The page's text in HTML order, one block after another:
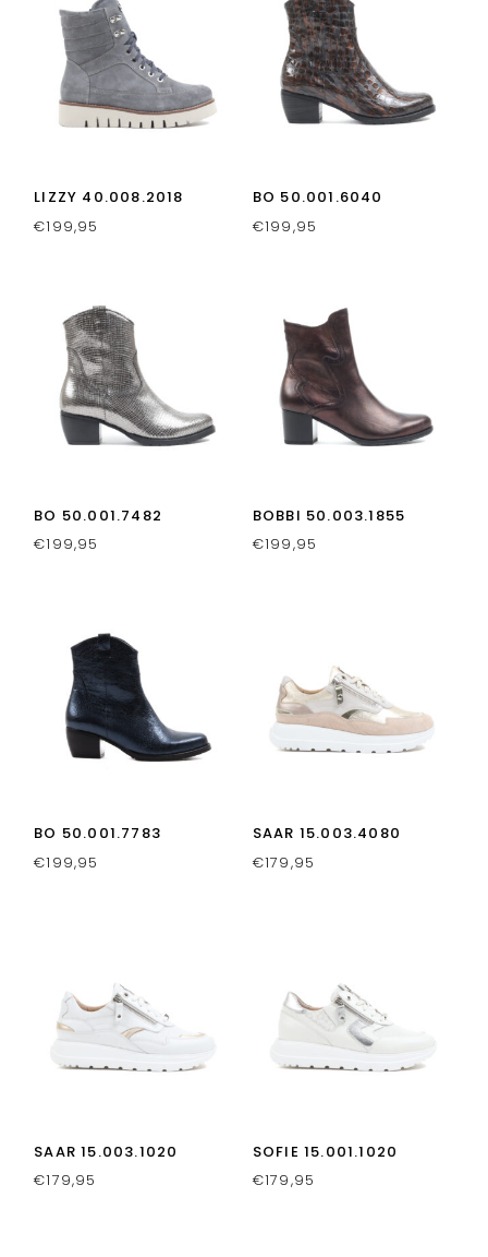
LIZZY 40.008.2018
€199,95
BO 50.001.6040
€199,95
BO 50.001.7482
€199,95
BOBBI 50.003.1855
€199,95
BO 50.001.7783
€199,95
SAAR 15.003.4080
€179,95
SAAR 15.003.1020
€179,95
SOFIE 15.001.1020
€179,95